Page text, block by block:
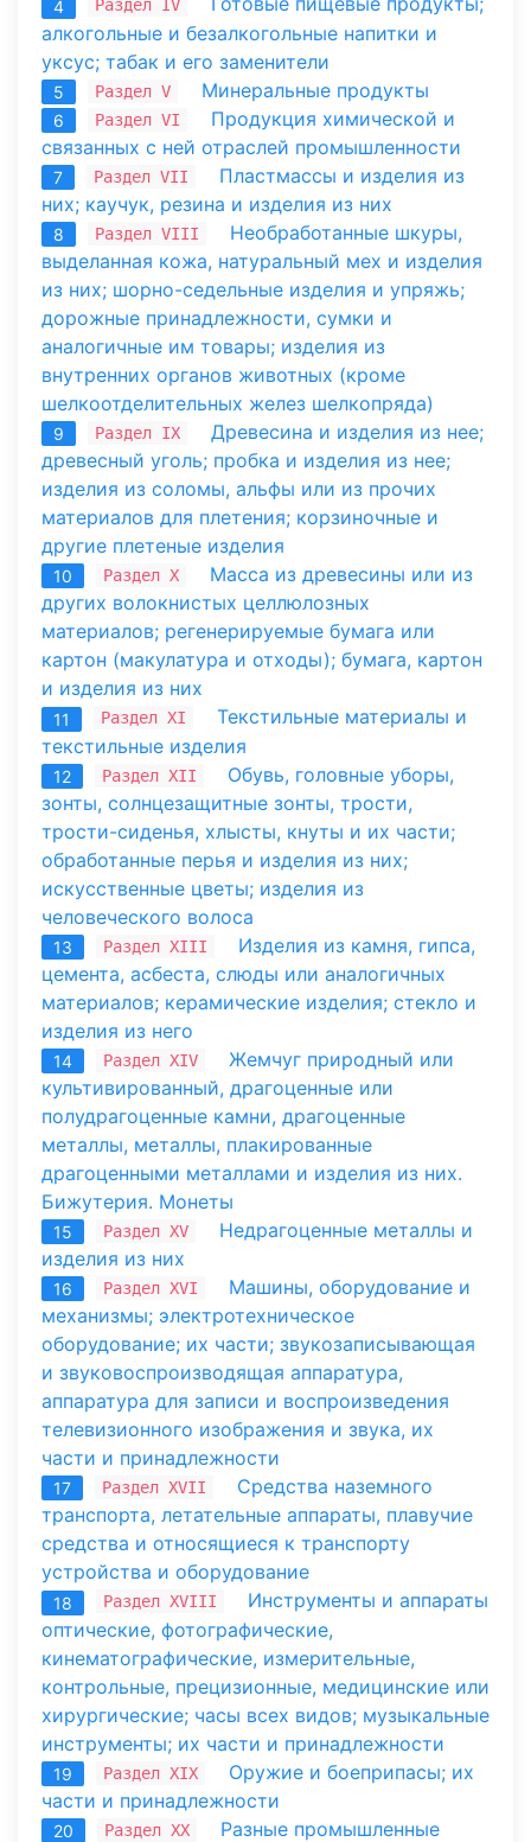
4 Раздел IV
алкогольные и безалкогольные напитки и
уксус; табак и его заменители
5 Раздел V Минеральные продукты
6 Раздел VI
Продукция химической и
связанных с ней отраслей промышленности
7 Раздел VII
Пластмассы и изделия из
них; каучук, резина и изделия из них
8 Раздел VIII
Необработанные шкуры,
выделанная кожа, натуральный мех и изделия
из них; шорно-седельные изделия и упряжь;
дорожные принадлежности, сумки и
аналогичные им товары; изделия из
внутренних органов животных (кроме
шелкоотделительных желез шелкопряда)
9 Раздел IX
Древесина и изделия из нее;
древесный уголь; пробка и изделия из нее;
изделия из соломы, альфы или из прочих
материалов для плетения; корзиночные и
другие плетеные изделия
10 Раздел X
Масса из древесины или из
других волокнистых целлюлозных
материалов; регенерируемые бумага или
картон (макулатура и отходы); бумага, картон
и изделия из них
11 Раздел XI
Текстильные материалы и
текстильные изделия
12 Раздел XII
Обувь, головные уборы,
зонты, солнцезащитные зонты, трости,
трости-сиденья, хлысты, кнуты и их части;
обработанные перья и изделия из них;
искусственные цветы; изделия из
человеческого волоса
13 Раздел XIII
Изделия из камня, гипса,
цемента, асбеста, слюды или аналогичных
материалов; керамические изделия; стекло и
изделия из него
14 Раздел XIV
Жемчуг природный или
культивированный, драгоценные или
полудрагоценные камни, драгоценные
металлы, металлы, плакированные
драгоценными металлами и изделия из них.
Бижутерия. Монеты
15 Раздел XV
Недрагоценные металлы и
изделия из них
16 Раздел XVI
Машины, оборудование и
механизмы; электротехническое
оборудование; их части; звукозаписывающая
и звуковоспроизводящая аппаратура,
аппаратура для записи и воспроизведения
телевизионного изображения и звука, их
части и принадлежности
17 Раздел XVII
Средства наземного
транспорта, летательные аппараты, плавучие
средства и относящиеся к транспорту
устройства и оборудование
18 Раздел XVIII
Инструменты и аппараты
оптические, фотографические,
кинематографические, измерительные,
контрольные, прецизионные, медицинские или
хирургические; часы всех видов; музыкальные
инструменты; их части и принадлежности
19 Раздел XIX
Оружие и боеприпасы; их
части и принадлежности
20 Раздел XX
Разные промышленные